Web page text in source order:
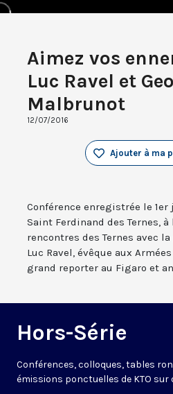
Aimez vos
Luc Ravel et
Malbrunot
12/07/2016
Ajouter à ma
Conférence enregistrée le 1er
Saint Ferdinand des Ternes, à
rencontres des Ternes avec
Luc Ravel, évêque aux
grand reporter au Figaro et
Hors-Série
Conférences, colloques, tables
émissions ponctuelles de KTO sur